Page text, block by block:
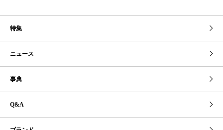
特集
ニュース
事典
Q&A